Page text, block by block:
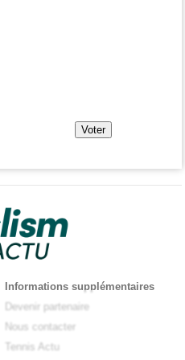
Informations supplémentaires
Devenir partenaire
Nous contacter
Tennis Actu